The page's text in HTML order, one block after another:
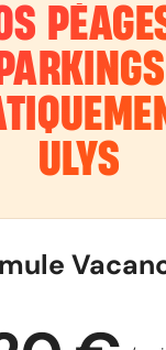
PARKINGS
ULYS